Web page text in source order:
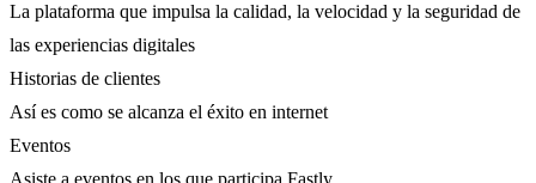
La plataforma que impulsa la calidad, la velocidad y la seguridad de
las experiencias digitales
Historias de clientes
Así es como se alcanza el éxito en internet
Eventos